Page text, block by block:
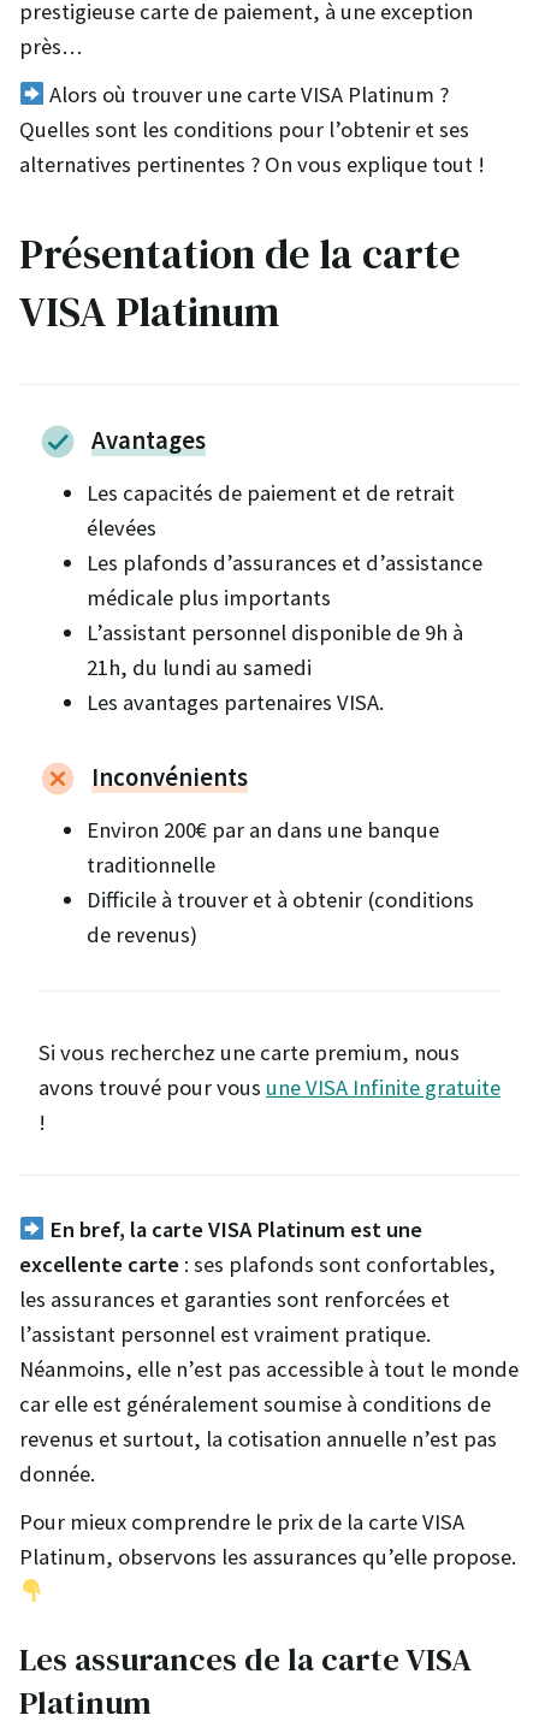
prestigieuse carte de paiement, à une exception
près…
Alors où trouver une carte VISA Platinum ?
Quelles sont les conditions pour l’obtenir et ses
alternatives pertinentes ? On vous explique tout !
Présentation de la carte
VISA Platinum
Avantages
Les capacités de paiement et de retrait
élevées
Les plafonds d’assurances et d’assistance
médicale plus importants
L’assistant personnel disponible de 9h à
21h, du lundi au samedi
Les avantages partenaires VISA.
Inconvénients
Environ 200€ par an dans une banque
traditionnelle
Difficile à trouver et à obtenir (conditions
de revenus)
Si vous recherchez une carte premium, nous
avons trouvé pour vous une VISA Infinite gratuite
!
En bref, la carte VISA Platinum est une
excellente carte : ses plafonds sont confortables,
les assurances et garanties sont renforcées et
l’assistant personnel est vraiment pratique.
Néanmoins, elle n’est pas accessible à tout le monde
car elle est généralement soumise à conditions de
revenus et surtout, la cotisation annuelle n’est pas
donnée.
Pour mieux comprendre le prix de la carte VISA
Platinum, observons les assurances qu’elle propose.
Les assurances de la carte VISA
Platinum